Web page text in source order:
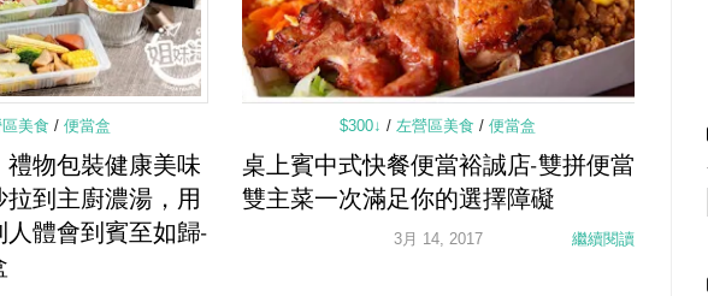
美食 / 便當盒
物包裝健康美味
到主廚濃湯，用
體會到賓至如歸-
$300↓/左營區美食/便當盒
桌上賓中式快餐便當裕誠店-雙拼便當
雙主菜一次滿足你的選擇障礙
3月 14, 2017 繼續閱讀